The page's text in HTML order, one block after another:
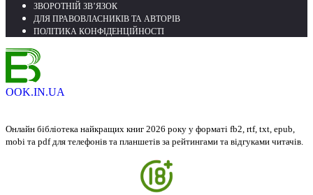
ЗВОРОТНІЙ ЗВ’ЯЗОК
ДЛЯ ПРАВОВЛАСНИКІВ ТА АВТОРІВ
ПОЛІТИКА КОНФІДЕНЦІЙНОСТІ
OOK.IN.UA
Онлайн бібліотека найкращих книг 2026 року у форматі fb2, rtf, txt, epub,
mobi та pdf для телефонів та планшетів за рейтингами та відгуками читачів.